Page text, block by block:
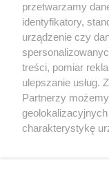
O nas
Wydarzenia
Dołącz do
przetwarzamy
identyfikatory,
urządzenie czy
treści, pomiar
ulepszanie usług.
Partnerzy
charakterystykę